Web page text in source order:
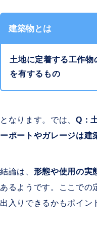
建築物とは
土地に定着する工作
を有するもの
となります。では、 Q：
ーポートやガレージは建
結論は、 形態や使用の実
あるようです。
ここでの
出入りできるかもポイン